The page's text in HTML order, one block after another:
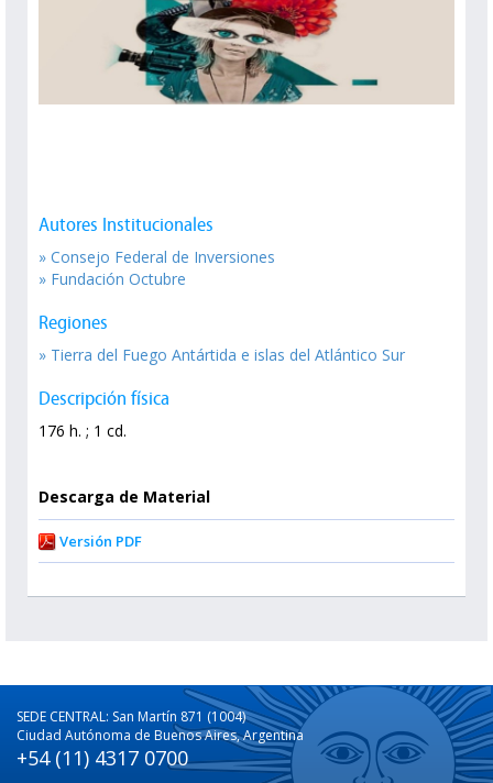
Autores Institucionales
» Consejo Federal de Inversiones
» Fundación Octubre
Regiones
» Tierra del Fuego Antártida e islas del Atlántico Sur
Descripción física
176 h. ; 1 cd.
Descarga de Material
Versión PDF
SEDE CENTRAL: San Martín 871 (1004)
Ciudad Autónoma de Buenos Aires, Argentina
+54 (11) 4317 0700